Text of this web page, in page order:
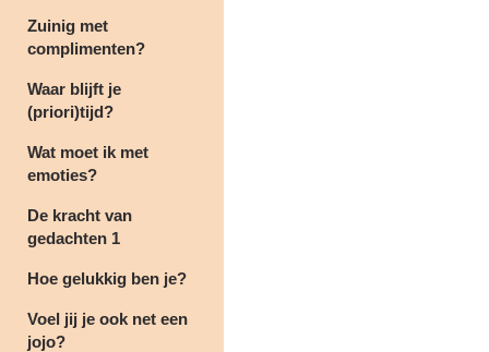
Zuinig met
complimenten?
Waar blijft je
(priori)tijd?
Wat moet ik met
emoties?
De kracht van
gedachten 1
Hoe gelukkig ben je?
Voel jij je ook net een
jojo?